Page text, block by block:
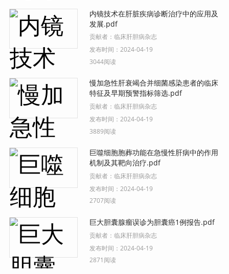
内镜技术在肝脏疾病诊断治疗中的应用及
发展.pdf
贡献者： 临床肝胆病杂志
发布时间： 2024-04-19
3044阅读
慢加急性肝衰竭合并细菌感染患者的临床
特征及早期预警指标筛选.pdf
贡献者： 临床肝胆病杂志
发布时间： 2024-04-19
3889阅读
巨噬细胞胞葬功能在急慢性肝病中的作用
机制及其靶向治疗.pdf
贡献者： 临床肝胆病杂志
发布时间： 2024-04-19
2707阅读
巨大胆囊腺瘤误诊为胆囊癌1例报告.pdf
贡献者： 临床肝胆病杂志
发布时间： 2024-04-19
2871阅读